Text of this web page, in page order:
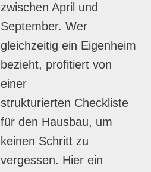
zwischen April und
September. Wer
gleichzeitig ein Eigenheim
bezieht, profitiert von
einer
strukturierten Checkliste
für den Hausbau, um
keinen Schritt zu
vergessen. Hier ein